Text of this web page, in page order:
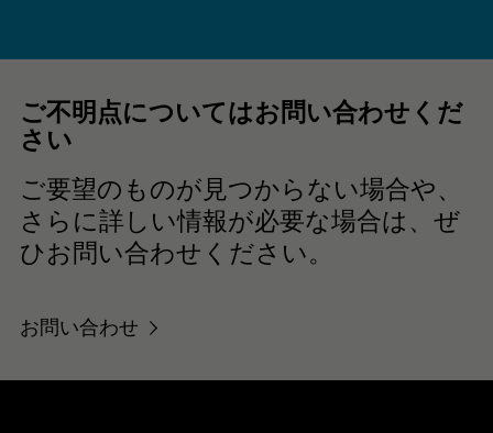
て
だ
さ
ご不明点についてはお問い合わせくだ
さい
ご要望のものが見つからない場合や、
さらに詳しい情報が必要な場合は、ぜ
ひお問い合わせください。
お問い合わせ